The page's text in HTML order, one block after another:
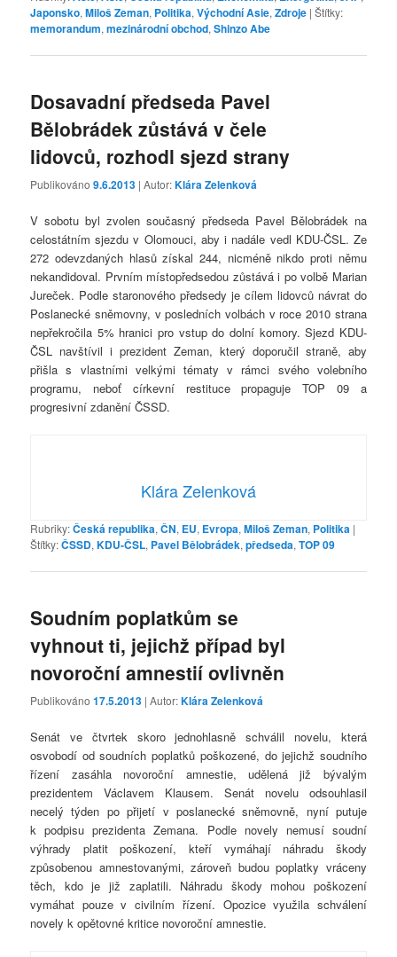
Japonsko,Miloš Zeman, Politika,Východní Asie,Zdroje |Štítky:
memorandum,mezinárodní obchod,Shinzo Abe
Dosavadní předseda Pavel
Bělobrádek zůstává v čele
lidovců, rozhodl sjezd strany
Publikováno9.6.2013 | Autor:Klára Zelenková
V sobotu byl zvolen současný předseda Pavel Bělobrádek na
celostátním sjezdu v Olomouci, aby i nadále vedl KDU-ČSL. Ze
272 odevzdaných hlasů získal 244, nicméně nikdo proti němu
nekandidoval. Prvním místopředsedou zůstává i po volbě Marian
Jureček. Podle staronového předsedy je cílem lidovců návrat do
Poslanecké sněmovny, v posledních volbách v roce 2010 strana
nepřekročila 5% hranici pro vstup do dolní komory. Sjezd KDU-
ČSL navštívil i prezident Zeman, který doporučil straně, aby
přišla s vlastními velkými tématy v rámci svého volebního
programu, neboť církevní restituce propaguje TOP 09 a
progresivní zdanění ČSSD.
Klára Zelenková
Rubriky:Česká republika,ČN, EU, Evropa,Miloš Zeman, Politika |
Štítky:ČSSD,KDU-ČSL, Pavel Bělobrádek,předseda,TOP 09
Soudním poplatkům se
vyhnout ti, jejichž případ byl
novoroční amnestií ovlivněn
Publikováno17.5.2013 | Autor:Klára Zelenková
Senát ve čtvrtek skoro jednohlasně schválil novelu, která
osvobodí od soudních poplatků poškozené, do jejichž soudního
řízení zasáhla novoroční amnestie, udělená již bývalým
prezidentem Václavem Klausem. Senát novelu odsouhlasil
necelý týden po přijetí v poslanecké sněmovně, nyní putuje
k podpisu prezidenta Zemana. Podle novely nemusí soudní
výhrady platit poškození, kteří vymáhají náhradu škody
způsobenou amnestovanými, zároveň budou poplatky vráceny
těch, kdo je již zaplatili. Náhradu škody mohou poškození
vymáhat pouze v civilním řízení. Opozice využila schválení
novely k opětovné kritice novoroční amnestie.